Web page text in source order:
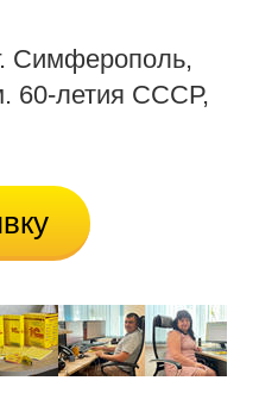
Симферополь,
60-летия СССР,